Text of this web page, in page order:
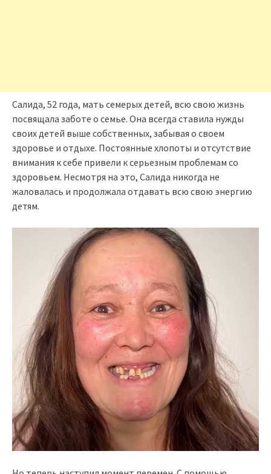
Салида, 52 года, мать семерых детей, всю свою жизнь
посвящала заботе о семье. Она всегда ставила нужды
своих детей выше собственных, забывая о своем
здоровье и отдыхе. Постоянные хлопоты и отсутствие
внимания к себе привели к серьезным проблемам со
здоровьем. Несмотря на это, Салида никогда не
жаловалась и продолжала отдавать всю свою энергию
детям.